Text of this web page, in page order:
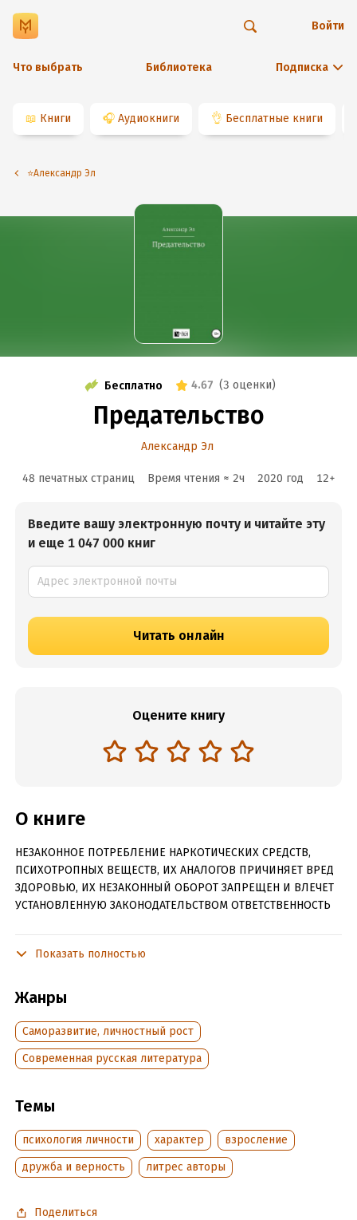
Что выбрать Библиотека Подписка
Войти
📖 Книги 🎧 Аудиокниги 👌 Бесплатные книги
⭐️Александр Эл
Бесплатно 4.67 (3 оценки)
Предательство
Александр Эл
48 печатных страниц Время чтения ≈ 2ч 2020 год 12+
Введите вашу электронную почту и читайте эту
и еще 1 047 000 книг
Читать онлайн
Оцените книгу
О книге
НЕЗАКОННОЕ ПОТРЕБЛЕНИЕ НАРКОТИЧЕСКИХ СРЕДСТВ,
ПСИХОТРОПНЫХ ВЕЩЕСТВ, ИХ АНАЛОГОВ ПРИЧИНЯЕТ ВРЕД
ЗДОРОВЬЮ, ИХ НЕЗАКОННЫЙ ОБОРОТ ЗАПРЕЩЕН И ВЛЕЧЕТ
УСТАНОВЛЕННУЮ ЗАКОНОДАТЕЛЬСТВОМ ОТВЕТСТВЕННОСТЬ
отношениях с теми, кто нам дорог, и об ответственности
Читать отрывок
Подробная информация
Дата написания: 20 октября 2020
Год издания:
Дата поступления:21 октября 2020
Время на чтение:2ч.
Показать полностью
Жанры
Саморазвитие, личностный рост
Современная русская литература
Темы
психология личности характер
взросление
дружба и верность
литрес авторы
Поделиться